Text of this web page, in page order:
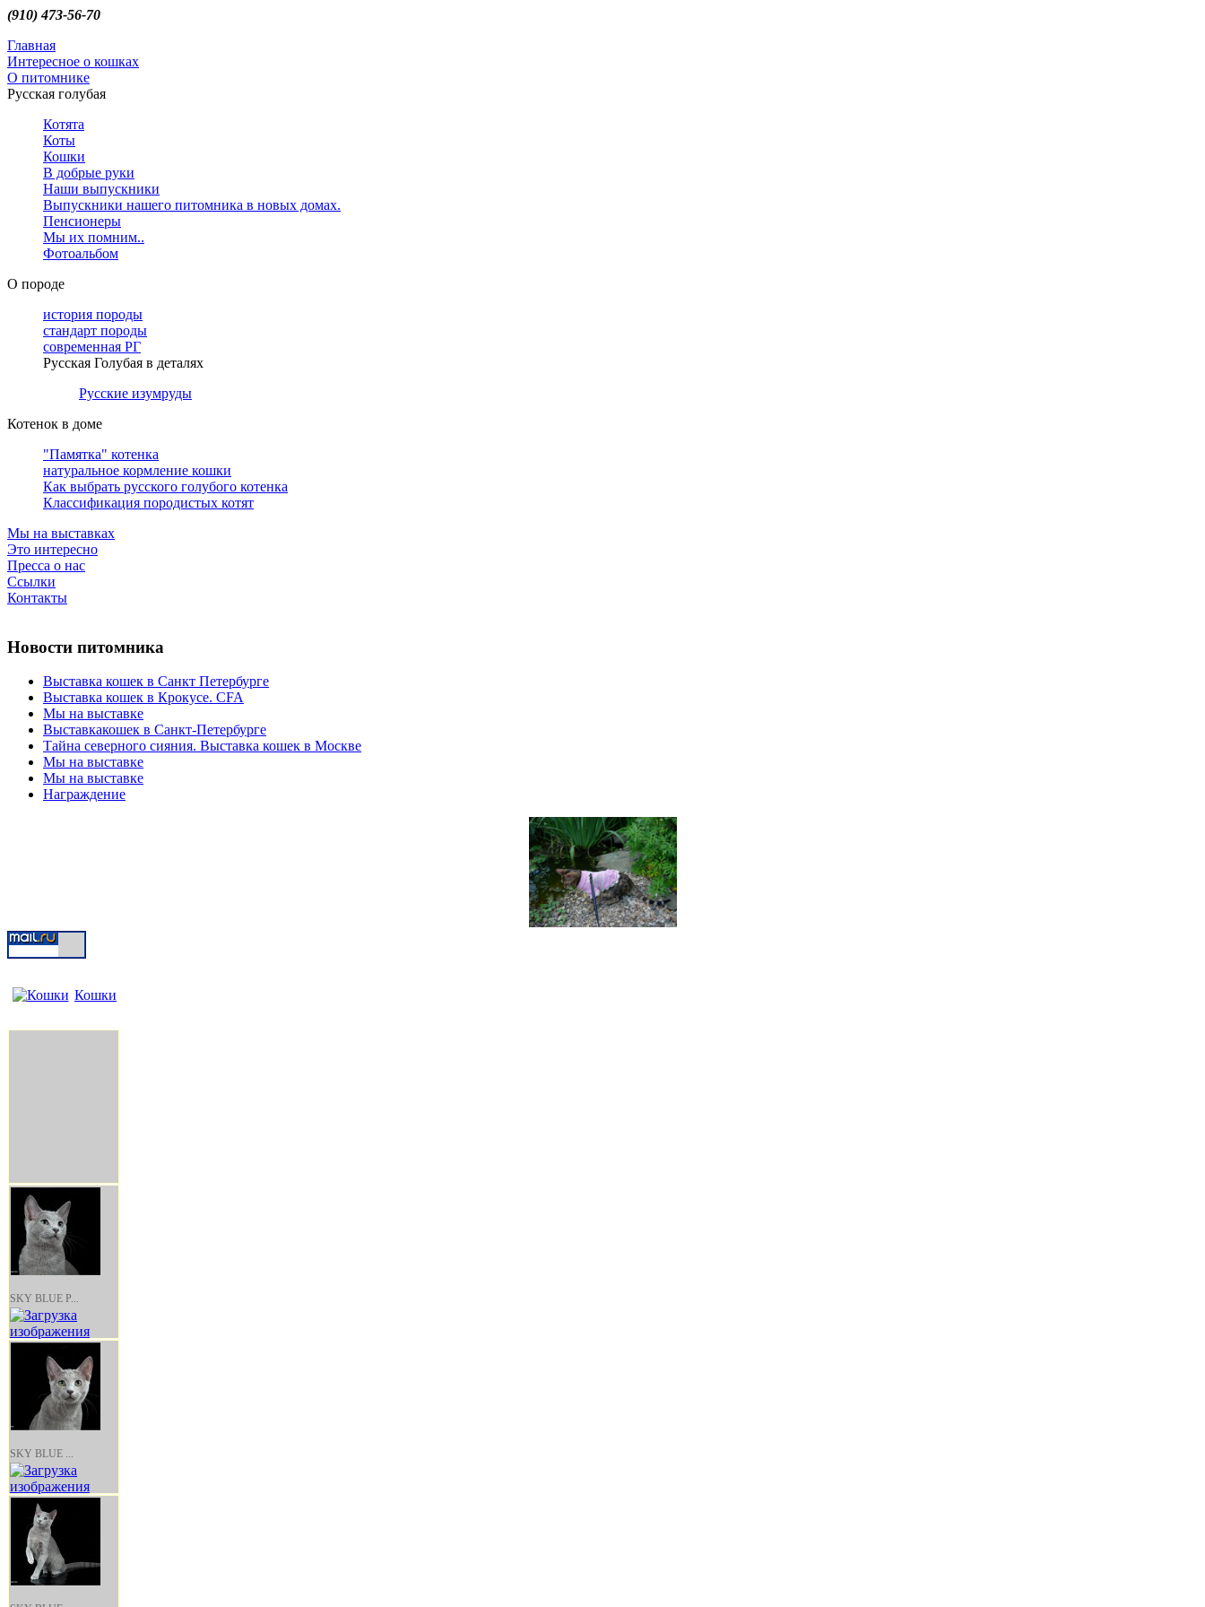
(910) 473-56-70
Главная
Интересное о кошках
О питомнике
Русская голубая
Котята
Коты
Кошки
В добрые руки
Наши выпускники
Выпускники нашего питомника в новых домах.
Пенсионеры
Мы их помним..
Фотоальбом
О породе
история породы
стандарт породы
современная РГ
Русская Голубая в деталях
Русские изумруды
Котенок в доме
"Памятка" котенка
натуральное кормление кошки
Как выбрать русского голубого котенка
Классификация породистых котят
Мы на выставках
Это интересно
Пресса о нас
Ссылки
Контакты
Новости питомника
Выставка кошек в Санкт Петербурге
Выставка кошек в Крокусе. CFA
Мы на выставке
Выставкакошек в Санкт-Петербурге
Тайна северного сияния. Выставка кошек в Москве
Мы на выставке
Мы на выставке
Награждение
Кошки
SKY BLUE Р...
SKY BLUE ...